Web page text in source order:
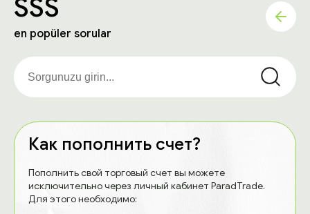
SSS
en popüler sorular
Как пополнить счет?
Пополнить свой торговый счет вы можете
исключительно через личный кабинет ParadTrade.
Для этого необходимо: